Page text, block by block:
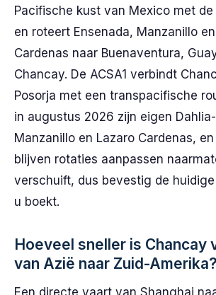
Pacifische kust van Mexico met
en roteert Ensenada, Manzanillo
Cardenas naar Buenaventura,
Chancay. De ACSA1 verbindt
Posorja met een transpacifische
in augustus 2026 zijn eigen
Manzanillo en Lazaro Cardenas,
blijven rotaties aanpassen
verschuift, dus bevestig de
u boekt.
Hoeveel sneller is Chancay
van Azië naar Zuid-Amerika?
Een directe vaart van Shanghai